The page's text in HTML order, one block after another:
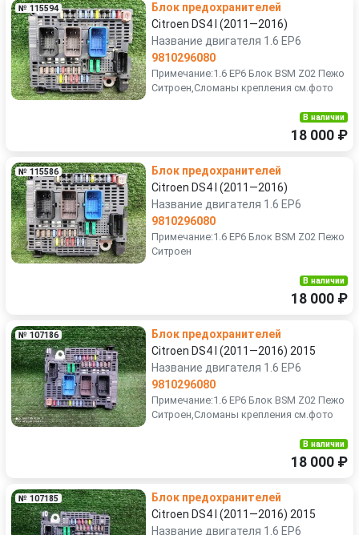
№ 115594
Блок предохранителей
Citroen DS4 I (2011—2016)
Название двигателя 1.6 EP6
9810296080
Примечание:1.6 EP6 Блок BSM Z02 Пежо
Ситроен,Сломаны крепления см.фото
В наличии
18 000 ₽
№ 115586
Блок предохранителей
Citroen DS4 I (2011—2016)
Название двигателя 1.6 EP6
9810296080
Примечание:1.6 EP6 Блок BSM Z02 Пежо
Ситроен
В наличии
18 000 ₽
№ 107186
Блок предохранителей
Citroen DS4 I (2011—2016) 2015
Название двигателя 1.6 EP6
9810296080
Примечание:1.6 EP6 Блок BSM Z02 Пежо
Ситроен,Сломаны крепления см.фото
В наличии
18 000 ₽
№ 107185
Блок предохранителей
Citroen DS4 I (2011—2016) 2015
Название двигателя 1.6 EP6